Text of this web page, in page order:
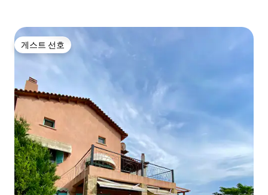
게스트 선호
게스트 선호